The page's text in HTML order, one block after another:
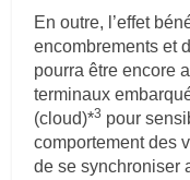
En outre, l’effet
encombrements et
pourra être encore
terminaux
(cloud)*3 pour
comportement des
de se synchroniser